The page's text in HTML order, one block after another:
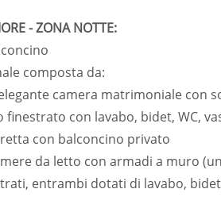
- ZONA NOTTE:
composta da:
camera matrimoniale con
finestrato con lavabo, bidet, WC,
con balconcino privato
da letto con armadi a muro
entrambi dotati di lavabo,